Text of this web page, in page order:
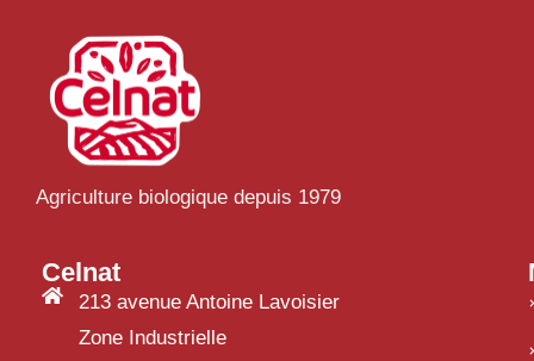
Agriculture biologique depuis 1979
Celnat
213 avenue Antoine Lavoisier
Zone Industrielle